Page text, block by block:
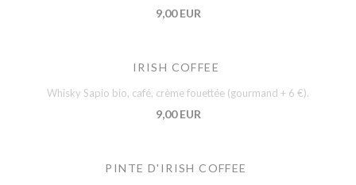
9,00 EUR
IRISH COFFEE
Whisky Sapio bio, café, crème fouettée (gourmand + 6 €).
9,00 EUR
PINTE D'IRISH COFFEE